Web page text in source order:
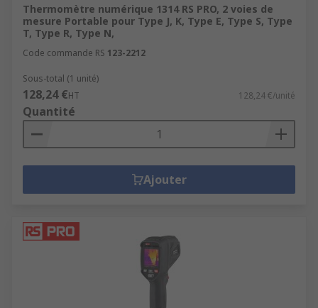
Thermomètre numérique 1314 RS PRO, 2 voies de
mesure Portable pour Type J, K, Type E, Type S, Type
T, Type R, Type N,
Code commande RS 123-2212
Sous-total (1 unité)
128,24 €HT 128,24 €/unité
Quantité
Ajouter